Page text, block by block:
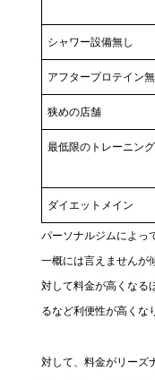
シャワー設備無し
アフタープロテイン
狭めの店舗
最低限のトレーニン
ダイエットメイン
パーソナルジムによっ
一概には言えませんが
対して料金が高くなる
るなど利便性が高くな
対して、料金がリーズ